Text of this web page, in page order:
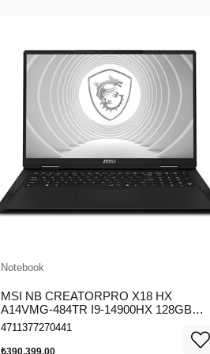
Notebook
MSI NB CREATORPRO X18 HX
A14VMG-484TR I9-14900HX 128GB
DDR5 RTX5000 ADA GDDR6 16GB 4TB
4711377270441